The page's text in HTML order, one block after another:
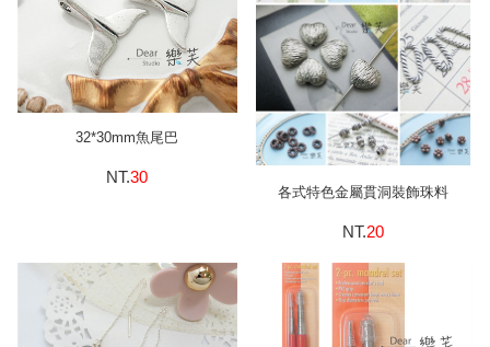
32*30mm魚尾巴
NT.30
各式特色金屬貫洞裝飾珠料
NT.20